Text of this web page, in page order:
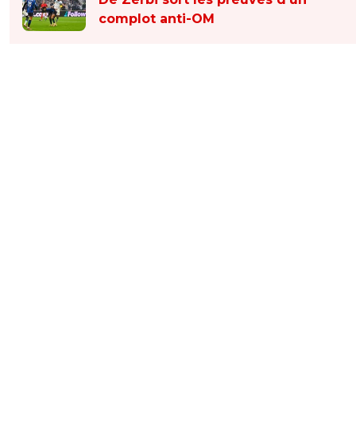
complot anti-OM